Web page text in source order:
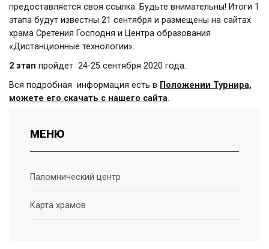
предоставляется своя ссылка. Будьте внимательны! Итоги 1
этапа будут известны 21 сентября и размещены на сайтах
храма Сретения Господня и Центра образования
«Дистанционные технологии».
2 этап пройдет 24-25 сентября 2020 года.
Вся подробная информация есть в Положении Турнира,
можете его скачать с нашего сайта.
МЕНЮ
Паломнический центр
Карта храмов